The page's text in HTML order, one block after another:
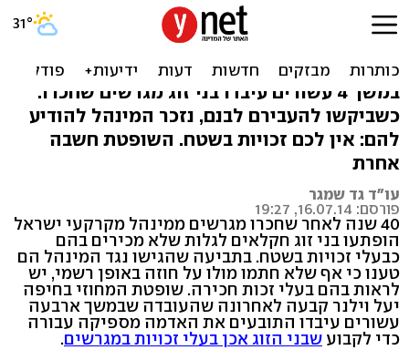
חקלאים עבדו 40 שנה.
המינהל: שטח לא שלכם
במשך 4 עשורים עיבדו בני זוג מגרשים שחכרו.
כשביקשו להעבירם לבנם, נזכר המינהל להודיע
להם: אין לכם זכויות בשטח. השופטת חשבה
אחרת
עו"ד גד שמגר
פורסם: 16.07.14, 19:27
40 שנה לאחר שחכרו מגרשים ממינהל מקרקעי ישראל
הופתעו בני זוג חקלאים לגלות שלא מכירים בהם
כבעלי זכויות בשטח. בתביעה שהגישו נגד המינהל הם
טענו כי אף שלא חתמו מולו על חוזה באופן רשמי, יש
לראות בהם בעלי זכות חכירה. שופטת המחוזי בחיפה
יעל וילנר קבעה לאחרונה שהעובדה שבמשך ארבעה
עשורים עיבדו התובעים את האדמה מספיקה עבורה
כדי לקבוע שבני הזוג אכן בעלי זכויות במגרשים.